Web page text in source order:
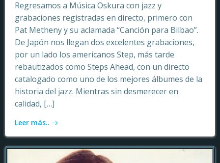
Regresamos a Música Oskura con jazz y
grabaciones registradas en directo, primero con
Pat Metheny y su aclamada “Canción para Bilbao”.
De Japón nos llegan dos excelentes grabaciones,
por un lado los americanos Step, más tarde
rebautizados como Steps Ahead, con un directo
catalogado como uno de los mejores álbumes de la
historia del jazz. Mientras sin desmerecer en
calidad, […]
Leer más..